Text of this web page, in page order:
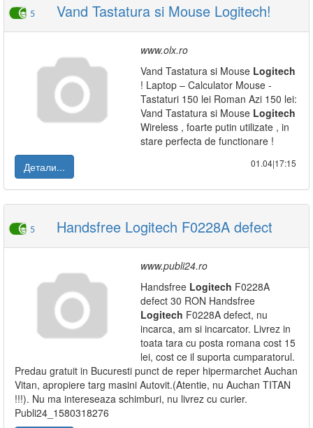
5 Vand Tastatura si Mouse Logitech!
www.olx.ro
Vand Tastatura si Mouse Logitech
! Laptop – Calculator Mouse -
Tastaturi 150 lei Roman Azi 150 lei:
Vand Tastatura si Mouse Logitech
Wireless , foarte putin utilizate , in
stare perfecta de functionare !
Детали...
01.04|17:15
5 Handsfree Logitech F0228A defect
www.publi24.ro
Handsfree Logitech F0228A
defect 30 RON Handsfree
Logitech F0228A defect, nu
incarca, am si incarcator. Livrez in
toata tara cu posta romana cost 15
lei, cost ce il suporta cumparatorul.
Predau gratuit in Bucuresti punct de reper hipermarchet Auchan
Vitan, apropiere targ masini Autovit.(Atentie, nu Auchan TITAN
!!!). Nu ma intereseaza schimburi, nu livrez cu curier.
Publi24_1580318276